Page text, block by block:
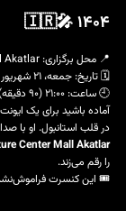
۱۴۰۴ 🎤🇮🇷
📍 محل برگزاری: Mustafa Kemal Culture Center Mall Akatlar، استانبول
🗓️ تاریخ: جمعه، ۲۱ شهریور ۱۴۰۴
🕘 ساعت: ۲۱:۰۰ (۹۰ دقیقه)
آماده باشید برای یک
در قلب استانبول. او با
Center Mall Akatlar
را رقم می‌زند.
🎟️ این کنسرت